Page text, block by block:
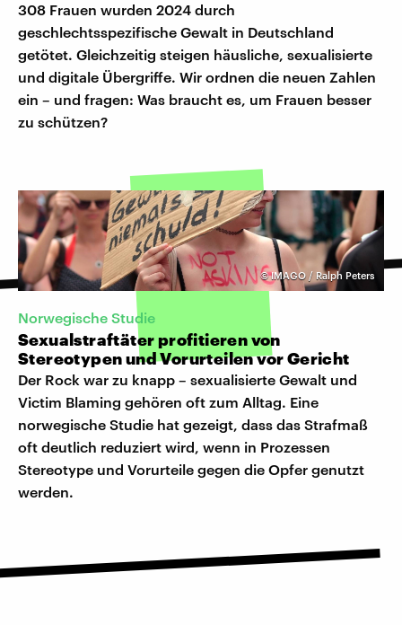
308 Frauen wurden 2024 durch
geschlechtsspezifische Gewalt in Deutschland
getötet. Gleichzeitig steigen häusliche, sexualisierte
und digitale Übergriffe. Wir ordnen die neuen Zahlen
ein – und fragen: Was braucht es, um Frauen besser
zu schützen?
©IMAGO / Ralph Peters
Norwegische Studie
Sexualstraftäter profitieren von
Stereotypen und Vorurteilen vor Gericht
Der Rock war zu knapp – sexualisierte Gewalt und
Victim Blaming gehören oft zum Alltag. Eine
norwegische Studie hat gezeigt, dass das Strafmaß
oft deutlich reduziert wird, wenn in Prozessen
Stereotype und Vorurteile gegen die Opfer genutzt
werden.